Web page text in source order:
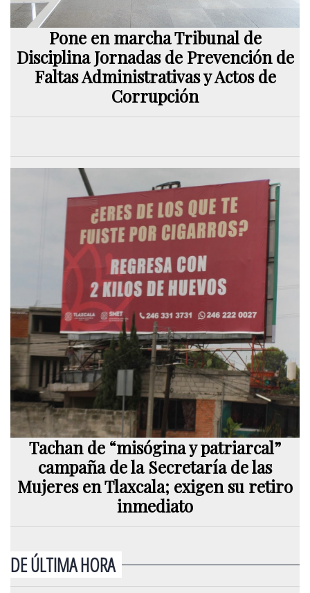
Pone en marcha Tribunal de
Disciplina Jornadas de Prevención de
Faltas Administrativas y Actos de
Corrupción
Tachan de “misógina y patriarcal”
campaña de la Secretaría de las
Mujeres en Tlaxcala; exigen su retiro
inmediato
DE ÚLTIMA HORA